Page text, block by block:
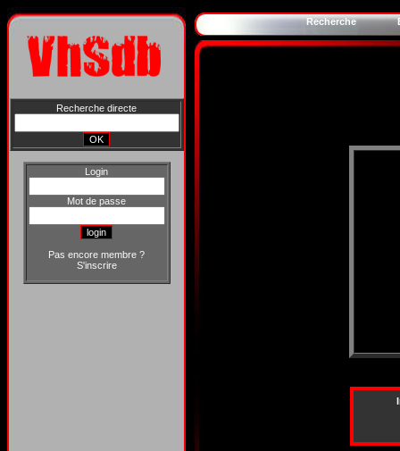
Recherche directe
Login
Mot de passe
Pas encore membre ?
S'inscrire
Recherche